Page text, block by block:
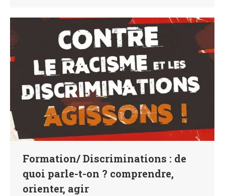
Formation/ Discriminations : de
quoi parle-t-on ? comprendre,
orienter, agir